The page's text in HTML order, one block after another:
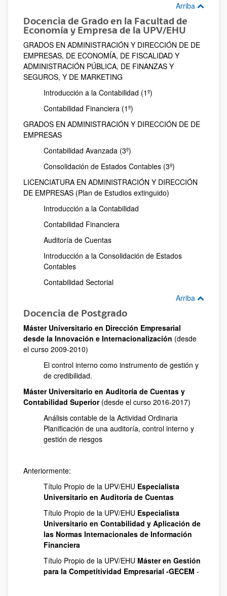
Arriba
Docencia de Grado en la Facultad de
Economía y Empresa de la UPV/EHU
GRADOS EN ADMINISTRACIÓN Y DIRECCIÓN DE DE
EMPRESAS, DE ECONOMÍA, DE FISCALIDAD Y
ADMINISTRACIÓN PÚBLICA, DE FINANZAS Y
SEGUROS, Y DE MARKETING
Introducción a la Contabilidad (1º)
Contabilidad Financiera (1º)
GRADOS EN ADMINISTRACIÓN Y DIRECCIÓN DE DE
EMPRESAS
Contabilidad Avanzada (3º)
Consolidación de Estados Contables (3º)
LICENCIATURA EN ADMINISTRACIÓN Y DIRECCIÓN
DE EMPRESAS (Plan de Estudios extinguido)
Introducción a la Contabilidad
Contabilidad Financiera
Auditoría de Cuentas
Introducción a la Consolidación de Estados
Contables
Contabilidad Sectorial
Arriba
Docencia de Postgrado
Máster Universitario en Dirección Empresarial
desde la Innovación e Internacionalización (desde
el curso 2009-2010)
El control interno como instrumento de gestión y
de credibilidad.
Máster Universitario en Auditoría de Cuentas y
Contabilidad Superior(desde el curso 2016-2017)
Análisis contable de la Actividad Ordinaria
Planificación de una auditoría, control interno y
gestión de riesgos
Anteriormente:
Título Propio de la UPV/EHU Especialista
Universitario en Auditoría de Cuentas
Título Propio de la UPV/EHU Especialista
Universitario en Contabilidad y Aplicación de
las Normas Internacionales de Información
Financiera
Título Propio de la UPV/EHU Máster en Gestión
para la Competitividad Empresarial -GECEM -